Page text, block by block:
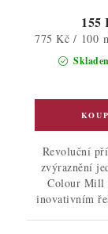
155
Měrná
775 Kč / 100
Revoluční
zvýraznění
Colour Mill
inovativním